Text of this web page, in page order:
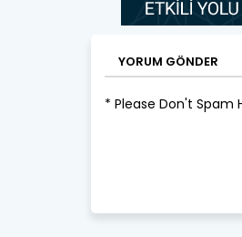
YORUM GÖNDER
* Please Don't Spam